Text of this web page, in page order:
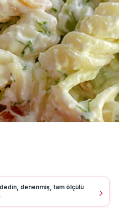
denenmiş, tam ölçülü